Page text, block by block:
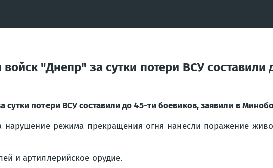
войск "Днепр" за сутки потери ВСУ
сутки потери ВСУ составили до 45-ти боевиков, заявили в
нарушение режима прекращения огня нанесли поражение
и артиллерийское орудие.